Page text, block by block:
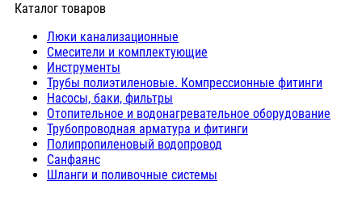
Каталог товаров
Люки канализационные
Cмесители и комплектующие
Инструменты
Трубы полиэтиленовые. Компрессионные фитинги
Насосы, баки, фильтры
Отопительное и водонагревательное оборудование
Трубопроводная арматура и фитинги
Полипропиленовый водопровод
Санфаянс
Шланги и поливочные системы